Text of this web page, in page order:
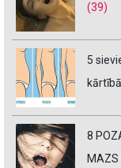
(39)
5
kārtībā
8
MAZS